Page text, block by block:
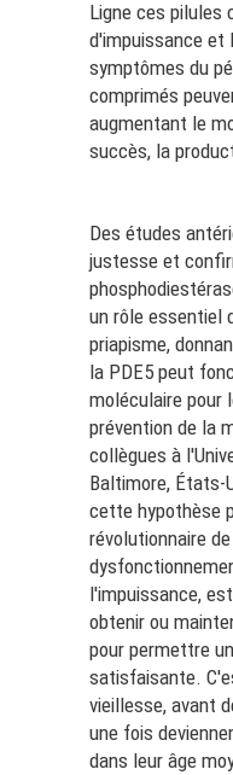
Ligne ces pilules
d'impuissance et
symptômes du
comprimés
augmentant le
succès, la
Des études
justesse et
un rôle essentiel
priapisme,
la PDE5 peut
moléculaire pour
prévention de la
collègues à
Baltimore, États-
cette hypothèse
révolutionnaire
l'impuissance,
obtenir ou
pour permettre
satisfaisante.
vieillesse, avant
une fois
dans leur âge